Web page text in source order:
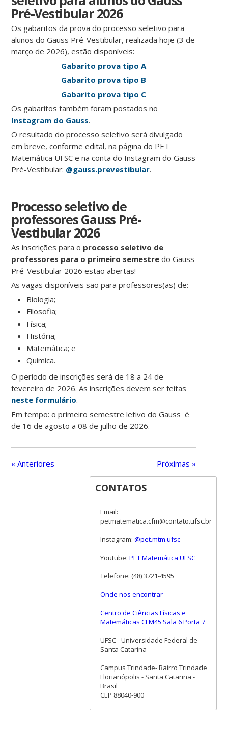
Pré-Vestibular 2026
Os gabaritos da prova do processo seletivo para
alunos do Gauss Pré-Vestibular, realizada hoje (3 de
março de 2026), estão disponíveis:
Gabarito prova tipo A
Gabarito prova tipo B
Gabarito prova tipo C
Os gabaritos também foram postados no
Instagram do Gauss.
O resultado do processo seletivo será divulgado
em breve, conforme edital, na página do PET
Matemática UFSC e na conta do Instagram do Gauss
Pré-Vestibular: @gauss.prevestibular.
Processo seletivo de
professores Gauss Pré-
Vestibular 2026
As inscrições para o processo seletivo de
professores para o primeiro semestredo Gauss
Pré-Vestibular 2026 estão abertas!
As vagas disponíveis são para professores(as) de:
Biologia;
Filosofia;
Física;
História;
Matemática; e
Química.
O período de inscrições será de 18 a 24 de
fevereiro de 2026. As inscrições devem ser feitas
neste formulário.
Em tempo: o primeiro semestre letivo do Gauss é
de 16 de agosto a 08 de julho de 2026.
« Anteriores Próximas »
CONTATOS
Email:
petmatematica.cfm@contato.ufsc.br
Instagram: @pet.mtm.ufsc
Youtube: PET Matemática UFSC
Telefone: (48) 3721-4595
Onde nos encontrar
Centro de Ciências Físicas e
Matemáticas CFM45 Sala 6 Porta 7
UFSC - Universidade Federal de
Santa Catarina
Campus Trindade- Bairro Trindade
Florianópolis - Santa Catarina -
Brasil
CEP 88040-900